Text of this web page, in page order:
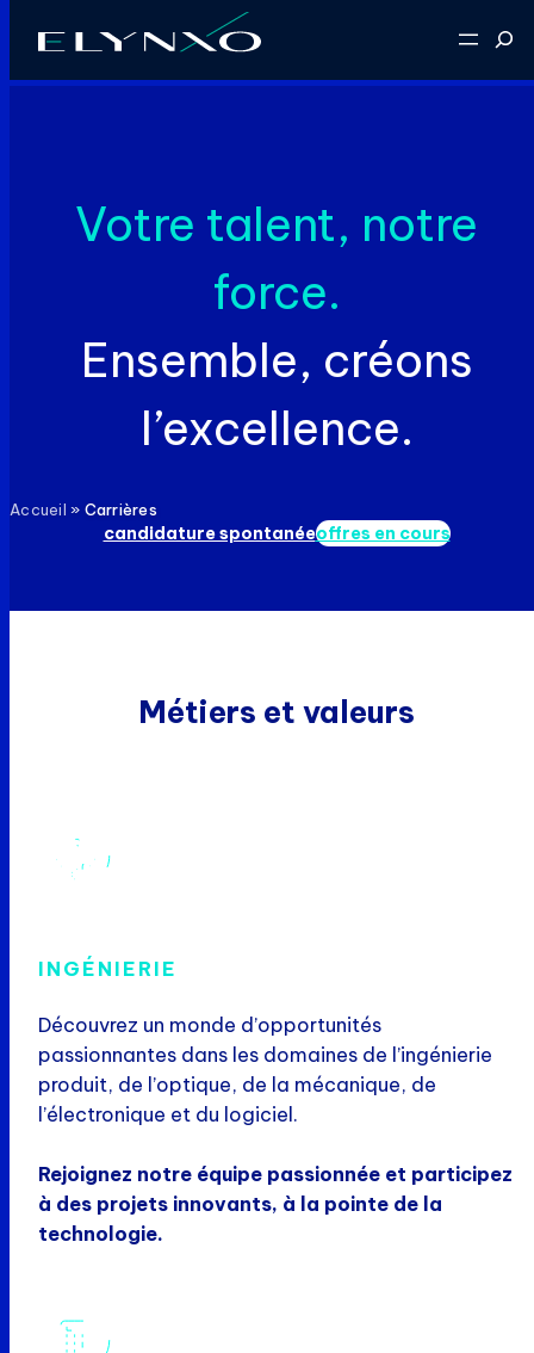
contenu
Votre talent, notre
force.
Ensemble, créons
l’excellence.
Accueil » Carrières
candidature spontanéeoffres en cours
Métiers et valeurs
INGÉNIERIE
Découvrez un monde d’opportunités
passionnantes dans les domaines de l’ingénierie
produit, de l’optique, de la mécanique, de
l’électronique et du logiciel.
Rejoignez notre équipe passionnée et participez
à des projets innovants, à la pointe de la
technologie.